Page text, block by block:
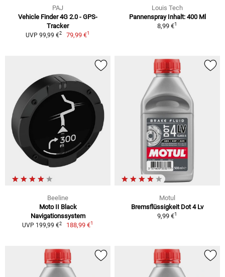
PAJ
Vehicle Finder 4G 2.0 - GPS-
Tracker
UVP 99,99 €2 79,99 €1
Louis Tech
Pannenspray Inhalt: 400 Ml
8,99 €1
Beeline
Moto II Black
Navigationssystem
UVP 199,99 €2 188,99 €1
Motul
Bremsflüssigkeit Dot 4 Lv
9,99 €1